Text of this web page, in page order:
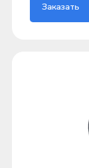
Заказать